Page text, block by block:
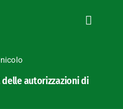
autorizzazioni di